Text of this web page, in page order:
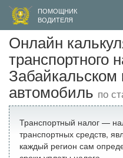
ПОМОЩНИК
ВОДИТЕЛЯ
Онлайн
транспортного
Забайкальском
автомобиль по
Транспортный налог —
транспортных средств,
каждый регион сам